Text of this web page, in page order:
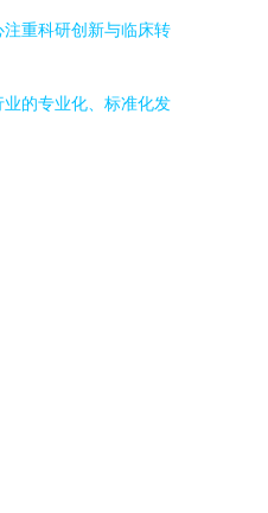
重科研创新与临床转
的专业化、标准化发